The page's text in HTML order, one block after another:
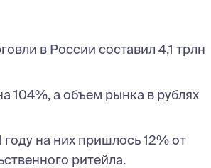
в России составил 4,1 трлн
104%, а объем рынка в рублях
на них пришлось 12% от
ритейла.